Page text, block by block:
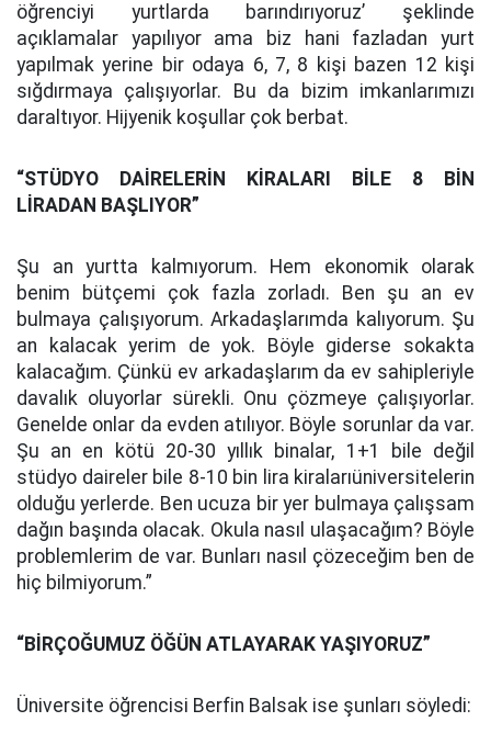
öğrenciyi yurtlarda barındırıyoruz’ şeklinde
açıklamalar yapılıyor ama biz hani fazladan yurt
yapılmak yerine bir odaya 6, 7, 8 kişi bazen 12 kişi
sığdırmaya çalışıyorlar. Bu da bizim imkanlarımızı
daraltıyor. Hijyenik koşullar çok berbat.
“STÜDYO DAİRELERİN KİRALARI BİLE 8 BİN
LİRADAN BAŞLIYOR”
Şu an yurtta kalmıyorum. Hem ekonomik olarak
benim bütçemi çok fazla zorladı. Ben şu an ev
bulmaya çalışıyorum. Arkadaşlarımda kalıyorum. Şu
an kalacak yerim de yok. Böyle giderse sokakta
kalacağım. Çünkü ev arkadaşlarım da ev sahipleriyle
davalık oluyorlar sürekli. Onu çözmeye çalışıyorlar.
Genelde onlar da evden atılıyor. Böyle sorunlar da var.
Şu an en kötü 20-30 yıllık binalar, 1+1 bile değil
stüdyo daireler bile 8-10 bin lira kiralarıüniversitelerin
olduğu yerlerde. Ben ucuza bir yer bulmaya çalışsam
dağın başında olacak. Okula nasıl ulaşacağım? Böyle
problemlerim de var. Bunları nasıl çözeceğim ben de
hiç bilmiyorum.”
“BİRÇOĞUMUZ ÖĞÜN ATLAYARAK YAŞIYORUZ”
Üniversite öğrencisi Berfin Balsak ise şunları söyledi: